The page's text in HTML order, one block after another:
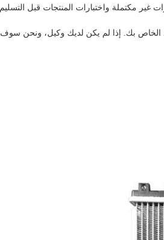
غير مكتملة واختبارات المنتجات قبل التسليم.